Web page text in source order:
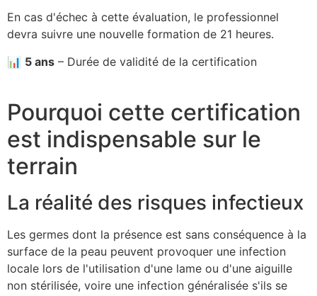
En cas d'échec à cette évaluation, le professionnel
devra suivre une nouvelle formation de 21 heures.
📊 5 ans – Durée de validité de la certification
Pourquoi cette certification
est indispensable sur le
terrain
La réalité des risques infectieux
Les germes dont la présence est sans conséquence à la
surface de la peau peuvent provoquer une infection
locale lors de l'utilisation d'une lame ou d'une aiguille
non stérilisée, voire une infection généralisée s'ils se